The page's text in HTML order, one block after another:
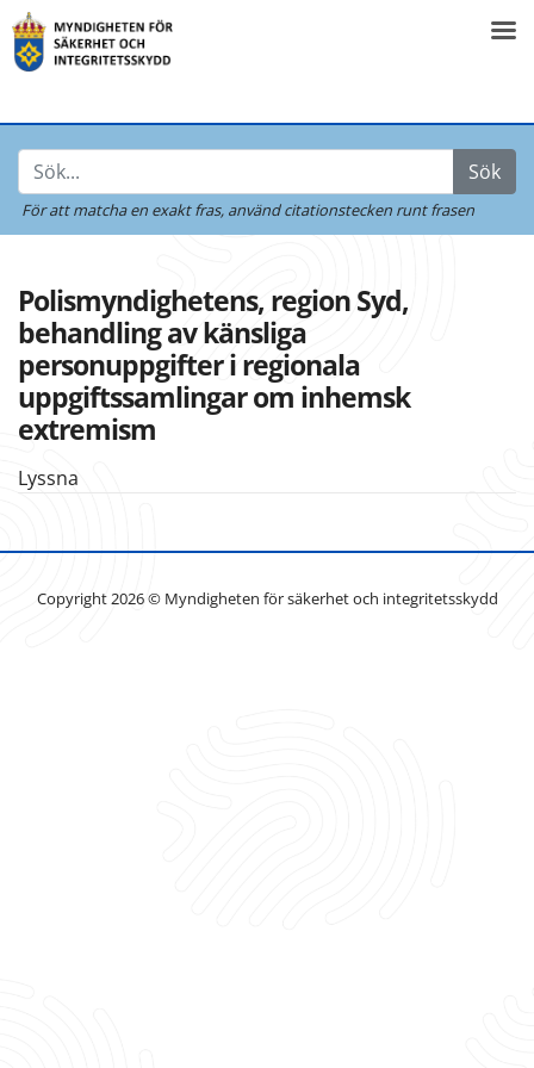
Sök
För att matcha en exakt fras, använd citationstecken runt frasen
Polismyndighetens, region Syd,
behandling av känsliga
personuppgifter i regionala
uppgiftssamlingar om inhemsk
extremism
Lyssna
Copyright 2026 © Myndigheten för säkerhet och integritetsskydd